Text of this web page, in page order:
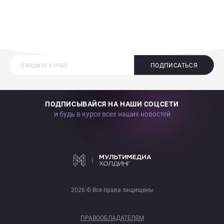
ПОДПИСАТЬСЯ
ПОДПИСЫВАЙСЯ НА НАШИ СОЦСЕТИ
и будь в курсе всех наших новостей
2026 © Все права защищены
ПРАВООБЛАДАТЕЛЯМ